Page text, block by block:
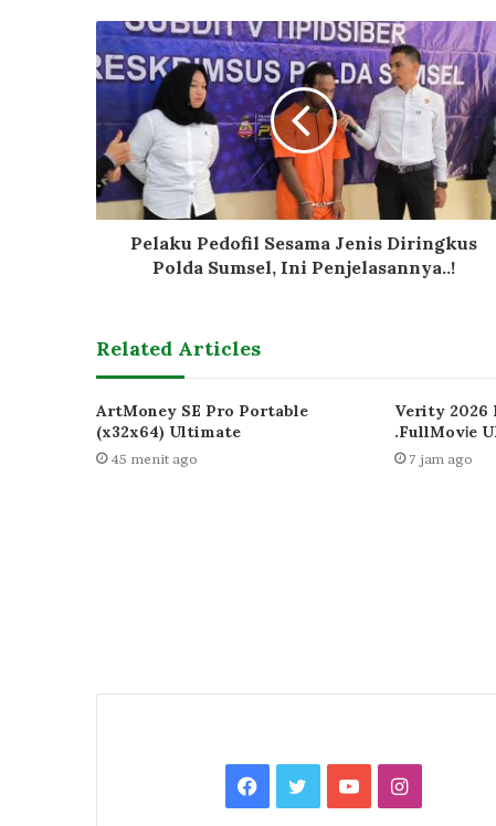
Pelaku Pedofil Sesama Jenis Diringkus
Polda Sumsel, Ini Penjelasannya..!
Related Articles
ArtMoney SE Pro Portable
(x32x64) Ultimate
45 menit ago
Verity 2026
.FullMov𝗂e
7 jam ago
Facebook
TwitterYouTubeInstagram